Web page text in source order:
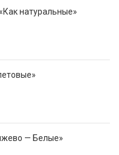
натуральные»
— Белые»